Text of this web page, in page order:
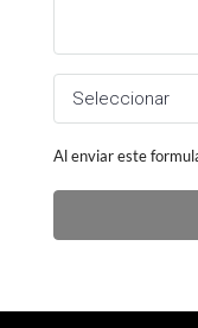
Seleccionar
Al enviar este